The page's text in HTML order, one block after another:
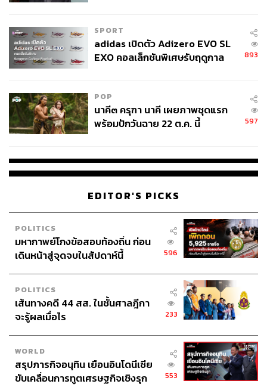
SPORT
adidas เปิดตัว Adizero EVO SL
EXO คอลเล็กชันพิเศษรับฤดูกาล
893
POP
นาคี๓ ครุฑา นาคี เผยภาพชุดแรก
พร้อมปักวันฉาย 22 ต.ค. นี้
597
EDITOR'S PICKS
POLITICS
มหากาพย์โกงข้อสอบท้องถิ่น ก่อน
เดินหน้าสู่จุดจบในสัปดาห์นี้
596
POLITICS
เส้นทางคดี 44 สส. ในชั้นศาลฎีกา
จะรู้ผลเมื่อไร
233
WORLD
สรุปภารกิจอนุทิน เยือนอินโดนีเซีย
ขับเคลื่อนการทูตเศรษฐกิจเชิงรุก
553